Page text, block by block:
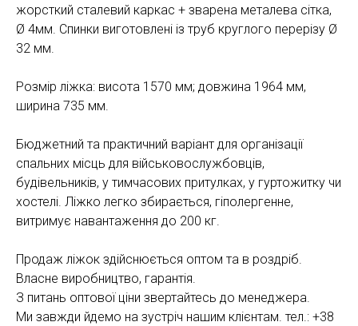
жорсткий сталевий каркас + зварена металева сітка,
Ø 4мм. Спинки виготовлені із труб круглого перерізу Ø
32 мм.
Розмір ліжка: висота 1570 мм; довжина 1964 мм,
ширина 735 мм.
Бюджетний та практичний варіант для організації
спальних місць для військовослужбовців,
будівельників, у тимчасових притулках, у гуртожитку чи
хостелі. Ліжко легко збирається, гіполергенне,
витримує навантаження до 200 кг.
Продаж ліжок здійснюється оптом та в роздріб.
Власне виробництво, гарантія.
З питань оптової ціни звертайтесь до менеджера.
Ми завжди йдемо на зустріч нашим клієнтам. тел.: +38